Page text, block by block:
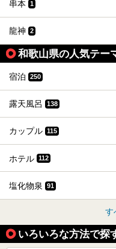
串本 1
龍神 2
和歌山県の人気テー
宿泊 250
露天風呂 138
カップル 115
ホテル 112
塩化物泉 91
す
いろいろな方法で探